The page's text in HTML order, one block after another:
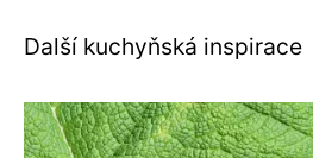
Další kuchyňská inspirace